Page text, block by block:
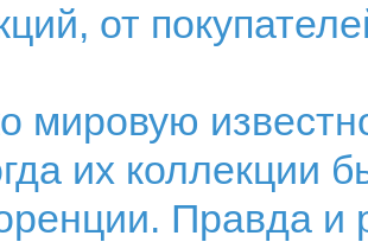
от
мировую
их коллекции
Правда и